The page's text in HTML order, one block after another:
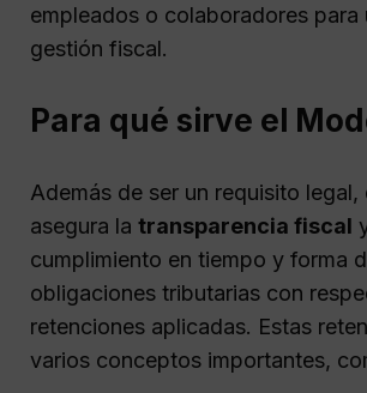
empleados o colaboradores para
gestión fiscal.
Para qué sirve el
Además de ser un requisito legal,
asegura la transparencia fiscal
cumplimiento en tiempo y forma
obligaciones tributarias con
retenciones aplicadas. Estas
varios conceptos importantes,